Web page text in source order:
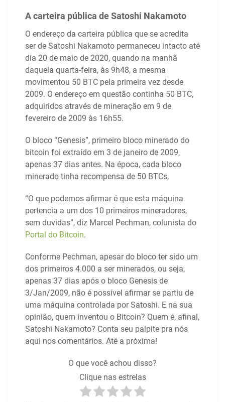
A carteira pública de Satoshi Nakamoto
O endereço da carteira pública que se acredita
ser de Satoshi Nakamoto permaneceu intacto até
dia 20 de maio de 2020, quando na manhã
daquela quarta-feira, às 9h48, a mesma
movimentou 50 BTC pela primeira vez desde
2009. O endereço em questão continha 50 BTC,
adquiridos através de mineração em 9 de
fevereiro de 2009 às 16h55.
O bloco “Genesis”, primeiro bloco minerado do
bitcoin foi extraído em 3 de janeiro de 2009,
apenas 37 dias antes. Na época, cada bloco
minerado tinha recompensa de 50 BTCs,
“O que podemos afirmar é que esta máquina
pertencia a um dos 10 primeiros mineradores,
sem duvidas”, diz Marcel Pechman, colunista do
Portal do Bitcoin.
Conforme Pechman, apesar do bloco ter sido um
dos primeiros 4.000 a ser minerados, ou seja,
apenas 37 dias após o bloco Genesis de
3/Jan/2009, não é possível afirmar se partiu de
uma máquina controlada por Satoshi. E na sua
opinião, quem inventou o Bitcoin? Quem é, afinal,
Satoshi Nakamoto? Conta seu palpite pra nós
aqui nos comentários. Até a próxima!
O que você achou disso?
Clique nas estrelas